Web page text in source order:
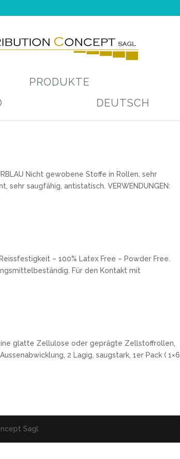
PRODUKTE
DEUTSCH
Nicht gewobene Stoffe in Rollen, sehr
saugfähig, antistatisch. VERWENDUNGEN:
– 100% Latex Free – Powder Free.
Für den Kontakt mit
glatte Zellulose oder geprägte Zellstoffrollen,
2 Lagig, saugstark, 1er Pack ( 1×6
Sagl